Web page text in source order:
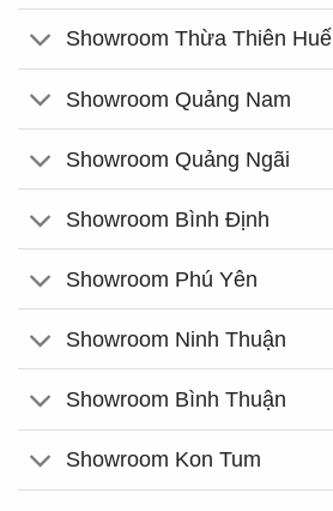
Showroom Thừa Thiên Huế
Showroom Quảng Nam
Showroom Quảng Ngãi
Showroom Bình Định
Showroom Phú Yên
Showroom Ninh Thuận
Showroom Bình Thuận
Showroom Kon Tum